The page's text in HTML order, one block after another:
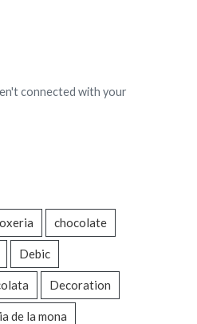
connected with your
chocolate
Debic
Decoration
de la mona